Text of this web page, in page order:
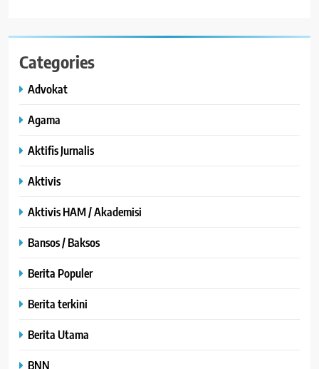
Categories
Advokat
Agama
Aktifis Jurnalis
Aktivis
Aktivis HAM / Akademisi
Bansos / Baksos
Berita Populer
Berita terkini
Berita Utama
BNN